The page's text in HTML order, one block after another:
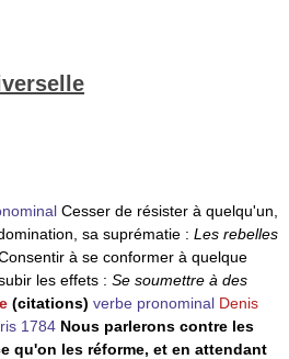
Cesser de résister à quelqu'un,
sa suprématie : Les rebelles
à se conformer à quelque
les effets : Se soumettre à des
(citations) verbe pronominal Denis
1784 Nous parlerons contre les
qu'on les réforme, et en attendant